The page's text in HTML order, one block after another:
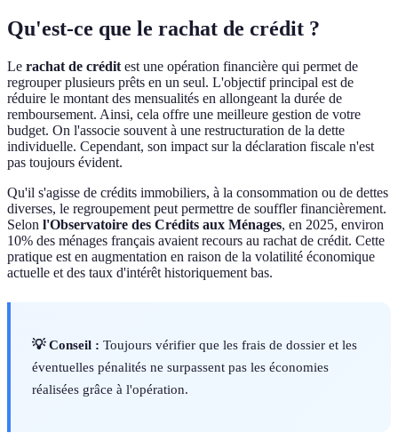
Qu'est-ce que le rachat de crédit ?
Le rachat de crédit est une opération financière qui permet de
regrouper plusieurs prêts en un seul. L'objectif principal est de
réduire le montant des mensualités en allongeant la durée de
remboursement. Ainsi, cela offre une meilleure gestion de votre
budget. On l'associe souvent à une restructuration de la dette
individuelle. Cependant, son impact sur la déclaration fiscale n'est
pas toujours évident.
Qu'il s'agisse de crédits immobiliers, à la consommation ou de dettes
diverses, le regroupement peut permettre de souffler financièrement.
Selon l'Observatoire des Crédits aux Ménages, en 2025, environ
10% des ménages français avaient recours au rachat de crédit. Cette
pratique est en augmentation en raison de la volatilité économique
actuelle et des taux d'intérêt historiquement bas.
💡 Conseil : Toujours vérifier que les frais de dossier et les
éventuelles pénalités ne surpassent pas les économies
réalisées grâce à l'opération.